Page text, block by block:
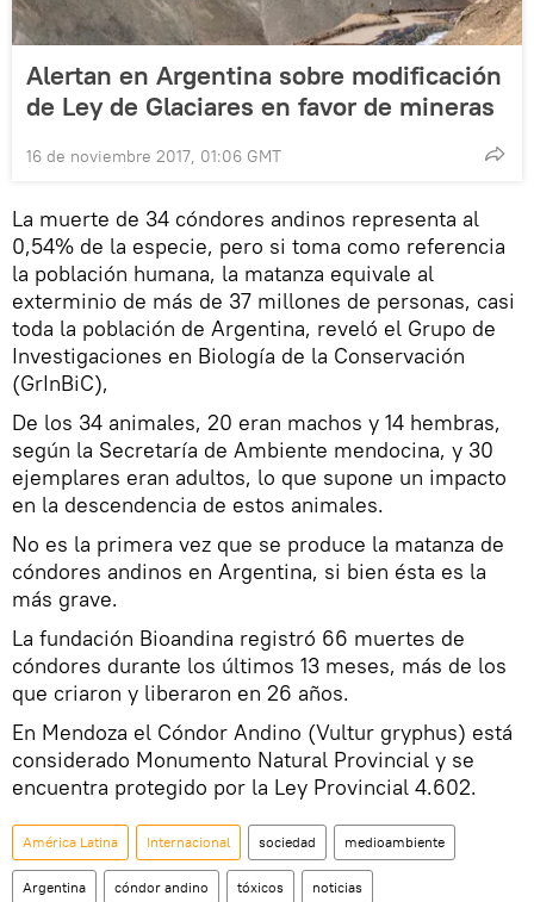
Alertan en Argentina sobre modificación
de Ley de Glaciares en favor de mineras
16 de noviembre 2017, 01:06 GMT
La muerte de 34 cóndores andinos representa al
0,54% de la especie, pero si toma como referencia
la población humana, la matanza equivale al
exterminio de más de 37 millones de personas, casi
toda la población de Argentina, reveló el Grupo de
Investigaciones en Biología de la Conservación
(GrInBiC),
De los 34 animales, 20 eran machos y 14 hembras,
según la Secretaría de Ambiente mendocina, y 30
ejemplares eran adultos, lo que supone un impacto
en la descendencia de estos animales.
No es la primera vez que se produce la matanza de
cóndores andinos en Argentina, si bien ésta es la
más grave.
La fundación Bioandina registró 66 muertes de
cóndores durante los últimos 13 meses, más de los
que criaron y liberaron en 26 años.
En Mendoza el Cóndor Andino (Vultur gryphus) está
considerado Monumento Natural Provincial y se
encuentra protegido por la Ley Provincial 4.602.
América Latina Internacional sociedad medioambiente
Argentina cóndor andino tóxicos noticias